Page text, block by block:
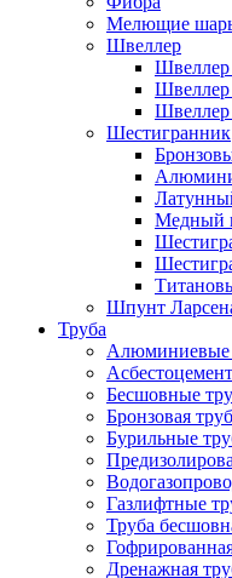
Мелющие
Швеллер
Швеллер
Шестигранник
Медный
Шпунт
Труба
Алюминиевые
Бесшовные
Бронзовая
Бурильные
Газлифтные
Труба
Дренажная